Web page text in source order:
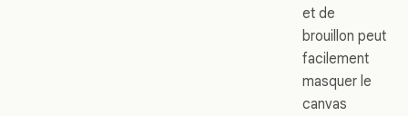
et de
brouillon peut
facilement
masquer le
canvas